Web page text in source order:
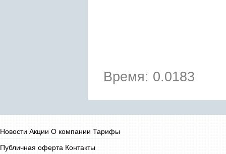
Время: 0.0183
Новости Акции О компании Тарифы
Публичная оферта Контакты